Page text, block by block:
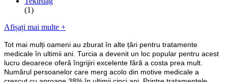
(1)
Afișați mai multe +
Tot mai mulți oameni au zburat în alte țări pentru tratamente
medicale în ultimii ani. Turcia a devenit un loc popular pentru acest
lucru deoarece oferă îngrijiri excelente fără a costa prea mult.
Numărul persoanelor care merg acolo din motive medicale a